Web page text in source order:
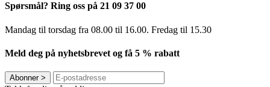
Spørsmål? Ring oss på 21 09 37 00
Mandag til torsdag ​​fra 08.00 til 16.00. Fredag til 15.30
Meld deg på nyhetsbrevet og få 5 % rabatt
Abonner>